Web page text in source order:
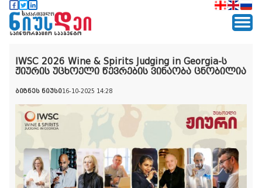
IWSC 2026 Wine & Spirits Judging in Georgia-ს
ჟიურის უცხოელი წევრების ვინაობა ცნობილია
ბიზნეს ნიუსი16-10-2025 14:28